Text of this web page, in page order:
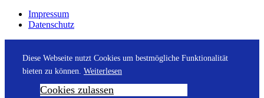
Impressum
Datenschutz
Diese Webseite nutzt Cookies um bestmögliche Funktionalität
bieten zu können. Weiterlesen
Cookies zulassen